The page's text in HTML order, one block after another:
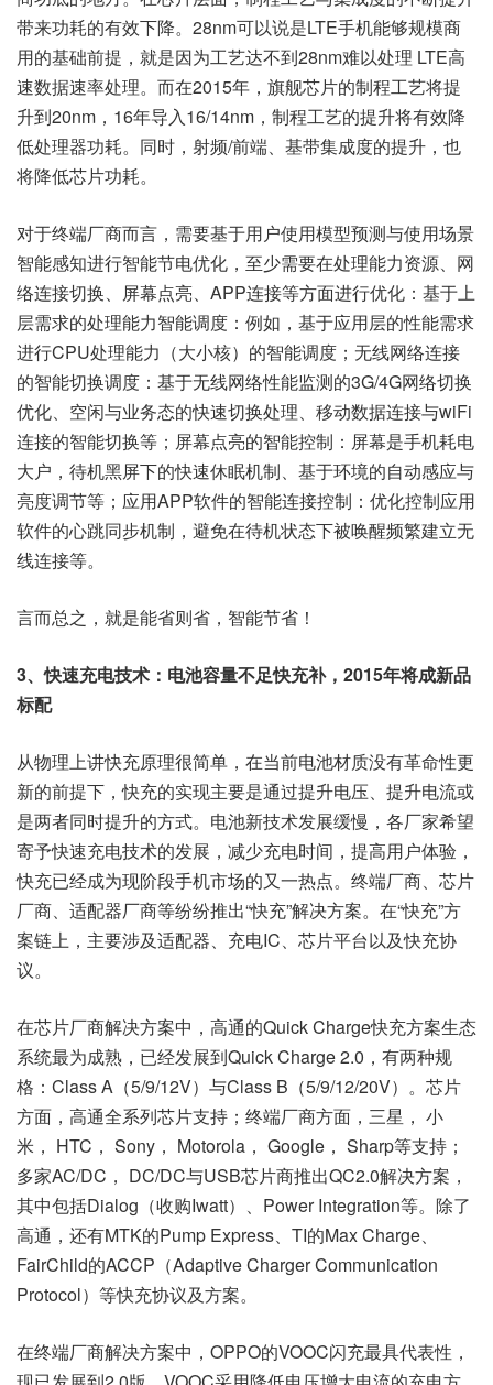
带来功耗的有效下降。28nm可以说是LTE手机能够规模商
用的基础前提，就是因为工艺达不到28nm难以处理 LTE高
速数据速率处理。而在2015年，旗舰芯片的制程工艺将提
升到20nm，16年导入16/14nm，制程工艺的提升将有效降
低处理器功耗。同时，射频/前端、基带集成度的提升，也
将降低芯片功耗。
对于终端厂商而言，需要基于用户使用模型预测与使用场景
智能感知进行智能节电优化，至少需要在处理能力资源、网
络连接切换、屏幕点亮、APP连接等方面进行优化：基于上
层需求的处理能力智能调度：例如，基于应用层的性能需求
进行CPU处理能力（大小核）的智能调度；无线网络连接
的智能切换调度：基于无线网络性能监测的3G/4G网络切换
优化、空闲与业务态的快速切换处理、移动数据连接与wiFi
连接的智能切换等；屏幕点亮的智能控制：屏幕是手机耗电
大户，待机黑屏下的快速休眠机制、基于环境的自动感应与
亮度调节等；应用APP软件的智能连接控制：优化控制应用
软件的心跳同步机制，避免在待机状态下被唤醒频繁建立无
线连接等。
言而总之，就是能省则省，智能节省！
3、快速充电技术：电池容量不足快充补，2015年将成新品
标配
从物理上讲快充原理很简单，在当前电池材质没有革命性更
新的前提下，快充的实现主要是通过提升电压、提升电流或
是两者同时提升的方式。电池新技术发展缓慢，各厂家希望
寄予快速充电技术的发展，减少充电时间，提高用户体验，
快充已经成为现阶段手机市场的又一热点。终端厂商、芯片
厂商、适配器厂商等纷纷推出“快充”解决方案。在“快充”方
案链上，主要涉及适配器、充电IC、芯片平台以及快充协
议。
在芯片厂商解决方案中，高通的Quick Charge快充方案生态
系统最为成熟，已经发展到Quick Charge 2.0，有两种规
格：Class A（5/9/12V）与Class B（5/9/12/20V）。芯片
方面，高通全系列芯片支持；终端厂商方面，三星， 小
米， HTC， Sony， Motorola， Google， Sharp等支持；
多家AC/DC， DC/DC与USB芯片商推出QC2.0解决方案，
其中包括Dialog（收购Iwatt）、Power Integration等。除了
高通，还有MTK的Pump Express、TI的Max Charge、
FairChild的ACCP（Adaptive Charger Communication
Protocol）等快充协议及方案。
在终端厂商解决方案中，OPPO的VOOC闪充最具代表性，